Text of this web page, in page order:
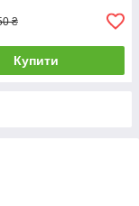
₴
Купити